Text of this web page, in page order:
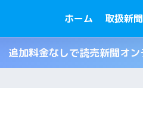
ホーム 取扱新聞
追加料金なしで読売新聞オ